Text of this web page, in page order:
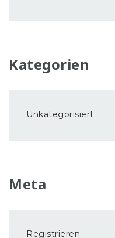
Kategorien
Unkategorisiert
Meta
Registrieren